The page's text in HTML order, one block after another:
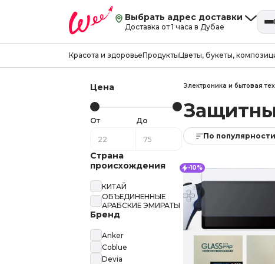
Выбрать адрес доставки
Доставка от 1 часа в Дубае
Красота и здоровьеПродуктыЦветы, букеты,
Электроника и бытовая
По популярности
-10%
Цена
От До
Страна
происхождения
КИТАЙ
ОБЪЕДИНЕННЫЕ
АРАБСКИЕ ЭМИРАТЫ
Бренд
Anker
Coblue
Devia